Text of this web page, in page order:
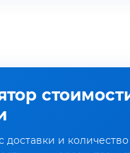
доставки и